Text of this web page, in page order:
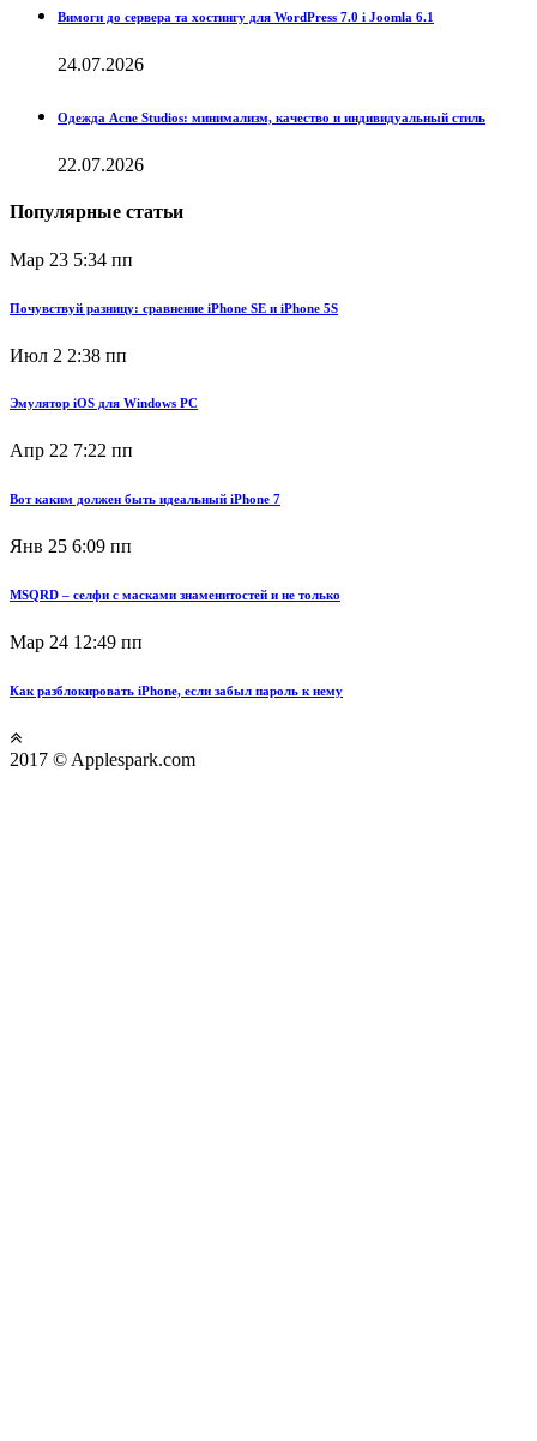
Вимоги до сервера та хостингу для WordPress 7.0 і Joomla 6.1
24.07.2026
Одежда Acne Studios: минимализм, качество и индивидуальный стиль
22.07.2026
Популярные статьи
Мар 23 5:34 пп
Почувствуй разницу: сравнение iPhone SE и iPhone 5S
Июл 2 2:38 пп
Эмулятор iOS для Windows PC
Апр 22 7:22 пп
Вот каким должен быть идеальный iPhone 7
Янв 25 6:09 пп
MSQRD – селфи с масками знаменитостей и не только
Мар 24 12:49 пп
Как разблокировать iPhone, если забыл пароль к нему
2017 © Applespark.com